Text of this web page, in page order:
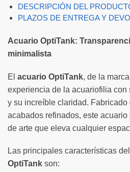
DESCRIPCIÓN DEL
PLAZOS DE ENTREGA Y
Acuario OptiTank:
minimalista
El acuario OptiTank, de la
experiencia de la acuariofilia con
y su increíble claridad. Fabricado
acabados refinados, este
de arte que eleva cualquier
Las principales características
OptiTank son: